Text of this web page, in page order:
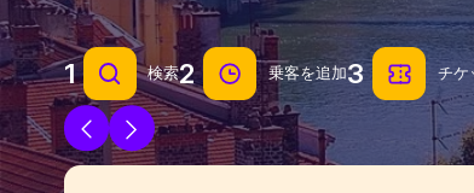
1 検索2 乗客を追加3 チケ